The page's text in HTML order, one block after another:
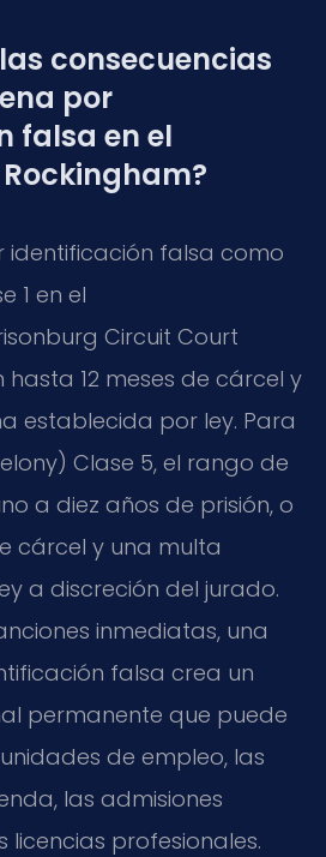
consecuencias
por
falsa en el
identificación falsa como
1 en el
Circuit Court
12 meses de cárcel y
establecida por ley. Para
Clase 5, el rango de
a diez años de prisión, o
cárcel y una multa
a discreción del jurado.
inmediatas, una
falsa crea un
permanente que puede
de empleo, las
las admisiones
licencias profesionales.